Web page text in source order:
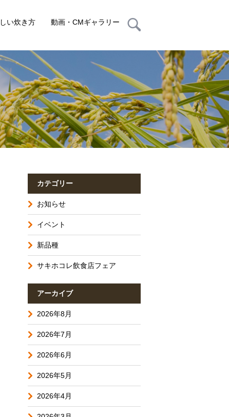
い炊き方 動画・CMギャラリー
カテゴリー
お知らせ
イベント
新品種
サキホコレ飲食店フェア
アーカイブ
2026年8月
2026年7月
2026年6月
2026年5月
2026年4月